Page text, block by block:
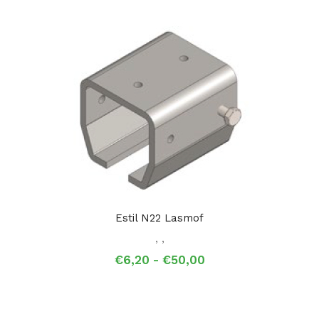
Estil N22 Lasmof
, ,
€6,20 - €50,00Prijsklasse: